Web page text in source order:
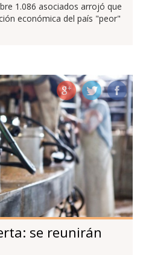
1.086 asociados arrojó que
económica del país "peor"
se reunirán